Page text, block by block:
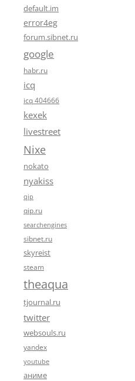
default.im
error4eg
forum.sibnet.ru
google
habr.ru
icq
icq 404666
kexek
livestreet
Nixe
nokato
nyakiss
qip
qip.ru
searchengines
sibnet.ru
skyreist
steam
theaqua
tjournal.ru
twitter
websouls.ru
yandex
youtube
аниме